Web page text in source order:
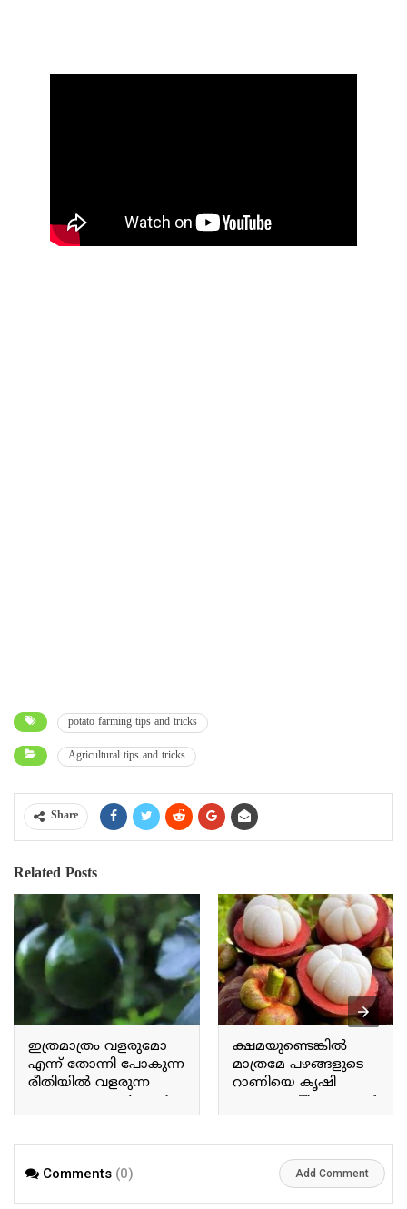
potato farming tips and tricks
Agricultural tips and tricks
Share
Related Posts
ഇത്രമാത്രം വളരുമോ
എന്ന് തോന്നി പോകുന്ന
രീതിയിൽ വളരുന്ന
അവക്കാഡോ Avocado
grows in a way that makes
ക്ഷമയുണ്ടെങ്കിൽ
മാത്രമേ പഴങ്ങളുടെ
റാണിയെ കൃഷി
ചെയ്യാവൂ The queen of
fruits can only be
Comments (0) Add Comment